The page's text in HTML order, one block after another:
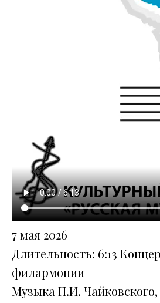
7 мая 2026
Длительность: 6:13
филармонии
Музыка П.И.